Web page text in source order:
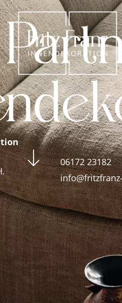
06172 23182